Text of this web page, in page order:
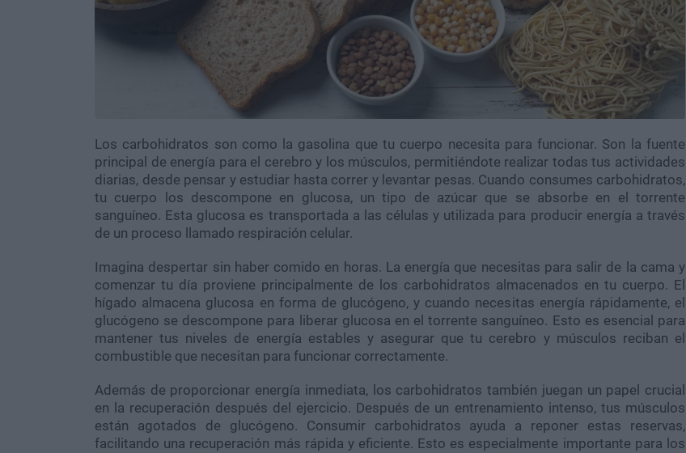
Los carbohidratos son como la gasolina que tu cuerpo necesita para funcionar. Son la fuente
principal de energía para el cerebro y los músculos, permitiéndote realizar todas tus actividades
diarias, desde pensar y estudiar hasta correr y levantar pesas. Cuando consumes carbohidratos,
tu cuerpo los descompone en glucosa, un tipo de azúcar que se absorbe en el torrente
sanguíneo. Esta glucosa es transportada a las células y utilizada para producir energía a través
de un proceso llamado respiración celular.
Imagina despertar sin haber comido en horas. La energía que necesitas para salir de la cama y
comenzar tu día proviene principalmente de los carbohidratos almacenados en tu cuerpo. El
hígado almacena glucosa en forma de glucógeno, y cuando necesitas energía rápidamente, el
glucógeno se descompone para liberar glucosa en el torrente sanguíneo. Esto es esencial para
mantener tus niveles de energía estables y asegurar que tu cerebro y músculos reciban el
combustible que necesitan para funcionar correctamente.
Además de proporcionar energía inmediata, los carbohidratos también juegan un papel crucial
en la recuperación después del ejercicio. Después de un entrenamiento intenso, tus músculos
están agotados de glucógeno. Consumir carbohidratos ayuda a reponer estas reservas,
facilitando una recuperación más rápida y eficiente. Esto es especialmente importante para los